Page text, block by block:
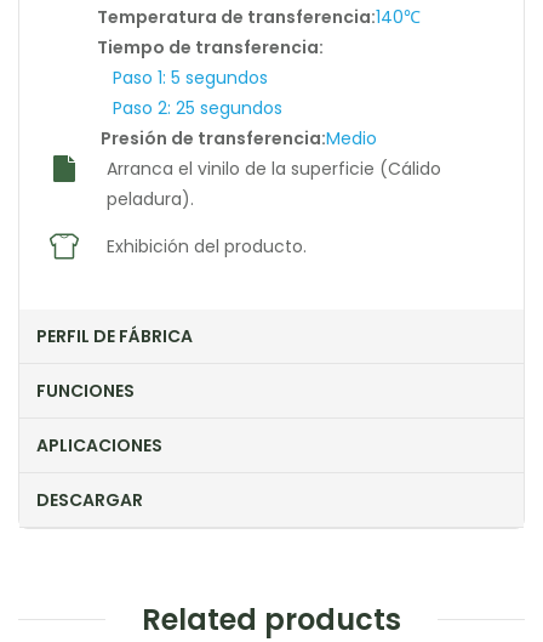
Temperatura de transferencia:140℃
Tiempo de transferencia:
Paso 1: 5 segundos
Paso 2: 25 segundos
Presión de transferencia:Medio
Arranca el vinilo de la superficie (Cálido
peladura).
Exhibición del producto.
PERFIL DE FÁBRICA
FUNCIONES
APLICACIONES
DESCARGAR
Related products